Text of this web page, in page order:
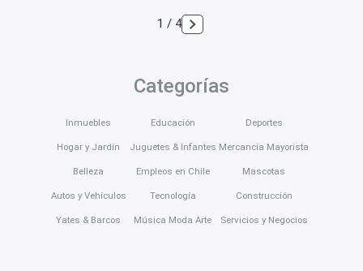
1 / 4
Categorías
Inmuebles
Hogar y Jardín
Belleza
Autos y Vehículos
Yates & Barcos
Educación
Juguetes & Infantes
Empleos en Chile
Tecnología
Música Moda Arte
Deportes
Mercancía Mayorista
Mascotas
Construcción
Servicios y Negocios